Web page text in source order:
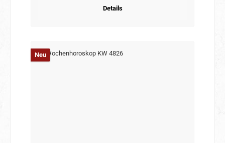
Details
Neu